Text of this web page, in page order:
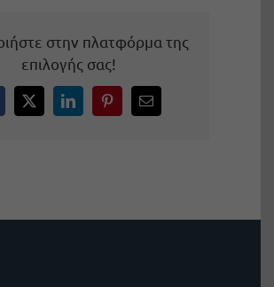
στην πλατφόρμα της
επιλογής σας!
X LinkedInPinterestEmail